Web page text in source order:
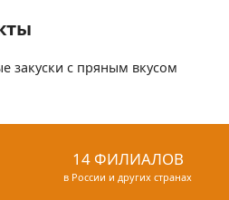
закуски с пряным вкусом
14 ФИЛИАЛОВ
в России и других странах